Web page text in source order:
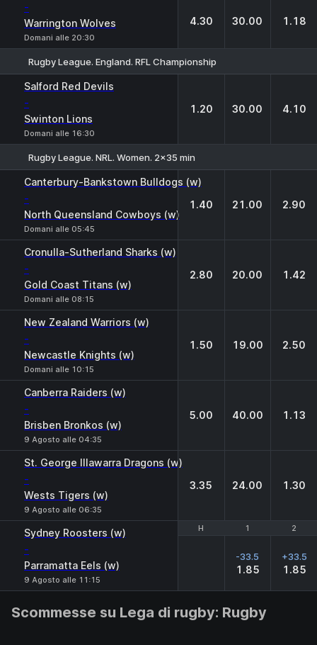
-
Warrington Wolves
Domani alle 20:30
4.30 30.00 1.18
Rugby League. England. RFL Championship
Salford Red Devils
-
Swinton Lions
Domani alle 16:30
1.20 30.00 4.10
Rugby League. NRL. Women. 2x35 min
1
Canterbury-Bankstown Bulldogs (w)
-
North Queensland Cowboys (w)
Domani alle 05:45
1.40 21.00 2.90
Cronulla-Sutherland Sharks (w)
-
Gold Coast Titans (w)
Domani alle 08:15
2.80 20.00 1.42
New Zealand Warriors (w)
-
Newcastle Knights (w)
Domani alle 10:15
1.50 19.00 2.50
Canberra Raiders (w)
-
Brisben Bronkos (w)
9 Agosto alle 04:35
5.00 40.00 1.13
St. George Illawarra Dragons (w)
-
Wests Tigers (w)
9 Agosto alle 06:35
3.35 24.00 1.30
H 1 2
Sydney Roosters (w)
-
Parramatta Eels (w)
9 Agosto alle 11:15
H 1 2
-33.5
1.85
+33.5
1.85
Scommesse su Lega di rugby: Rugby